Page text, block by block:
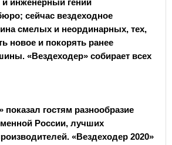
инженерный гений
сейчас вездеходное
смелых и неординарных, тех,
новое и покорять ранее
«Вездеходер» собирает всех
показал гостям разнообразие
России, лучших
«Вездеходер 2020»